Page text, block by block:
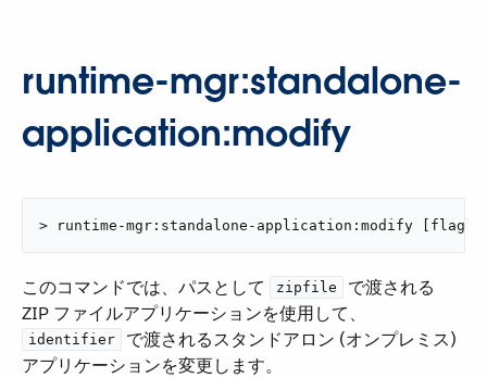
runtime-mgr:standalone-
application:modify
> runtime-mgr:standalone-application:modify
このコマンドでは、パスとして ​ zipfile
​ で渡される
ZIP ファイルアプリケーションを使用して、​
identifier
​ で渡されるスタンドアロン (オンプレミス)
アプリケーションを変更します。